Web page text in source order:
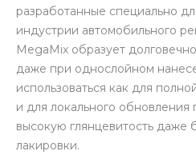
разработанные специально
индустрии автомобильного
MegaMix образует
даже при однослойном
использоваться как для
и для локального обновления
высокую глянцевитость
лакировки.